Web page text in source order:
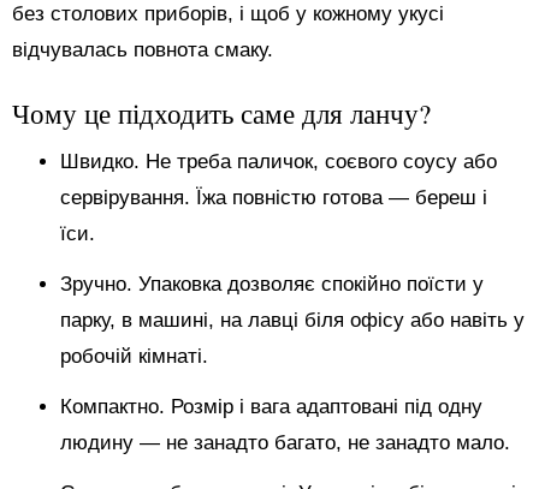
без столових приборів, і щоб у кожному укусі
відчувалась повнота смаку.
Чому це підходить саме для ланчу?
Швидко. Не треба паличок, соєвого соусу або
сервірування. Їжа повністю готова — береш і
їси.
Зручно. Упаковка дозволяє спокійно поїсти у
парку, в машині, на лавці біля офісу або навіть у
робочій кімнаті.
Компактно. Розмір і вага адаптовані під одну
людину — не занадто багато, не занадто мало.